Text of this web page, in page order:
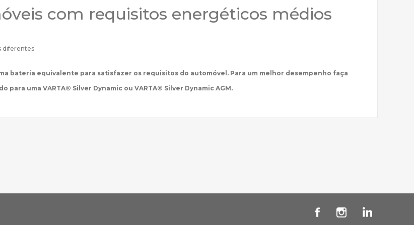
com requisitos energéticos médios
diferentes
bateria equivalente para satisfazer os requisitos do automóvel. Para um melhor desempenho faça
uma VARTA® Silver Dynamic ou VARTA® Silver Dynamic AGM.